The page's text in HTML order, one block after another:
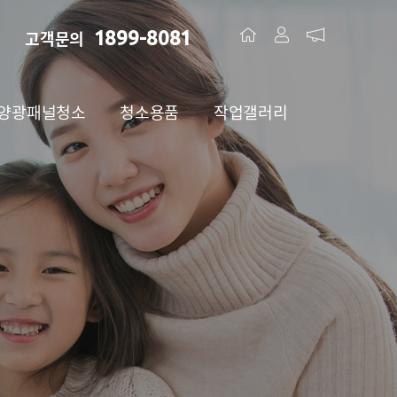
고객문의 1899-8081
광패널청소 청소용품 작업갤러리